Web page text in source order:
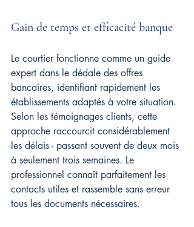
Gain de temps et efficacité banque
Le courtier fonctionne comme un guide
expert dans le dédale des offres
bancaires, identifiant rapidement les
établissements adaptés à votre situation.
Selon les témoignages clients, cette
approche raccourcit considérablement
les délais - passant souvent de deux mois
à seulement trois semaines. Le
professionnel connaît parfaitement les
contacts utiles et rassemble sans erreur
tous les documents nécessaires.